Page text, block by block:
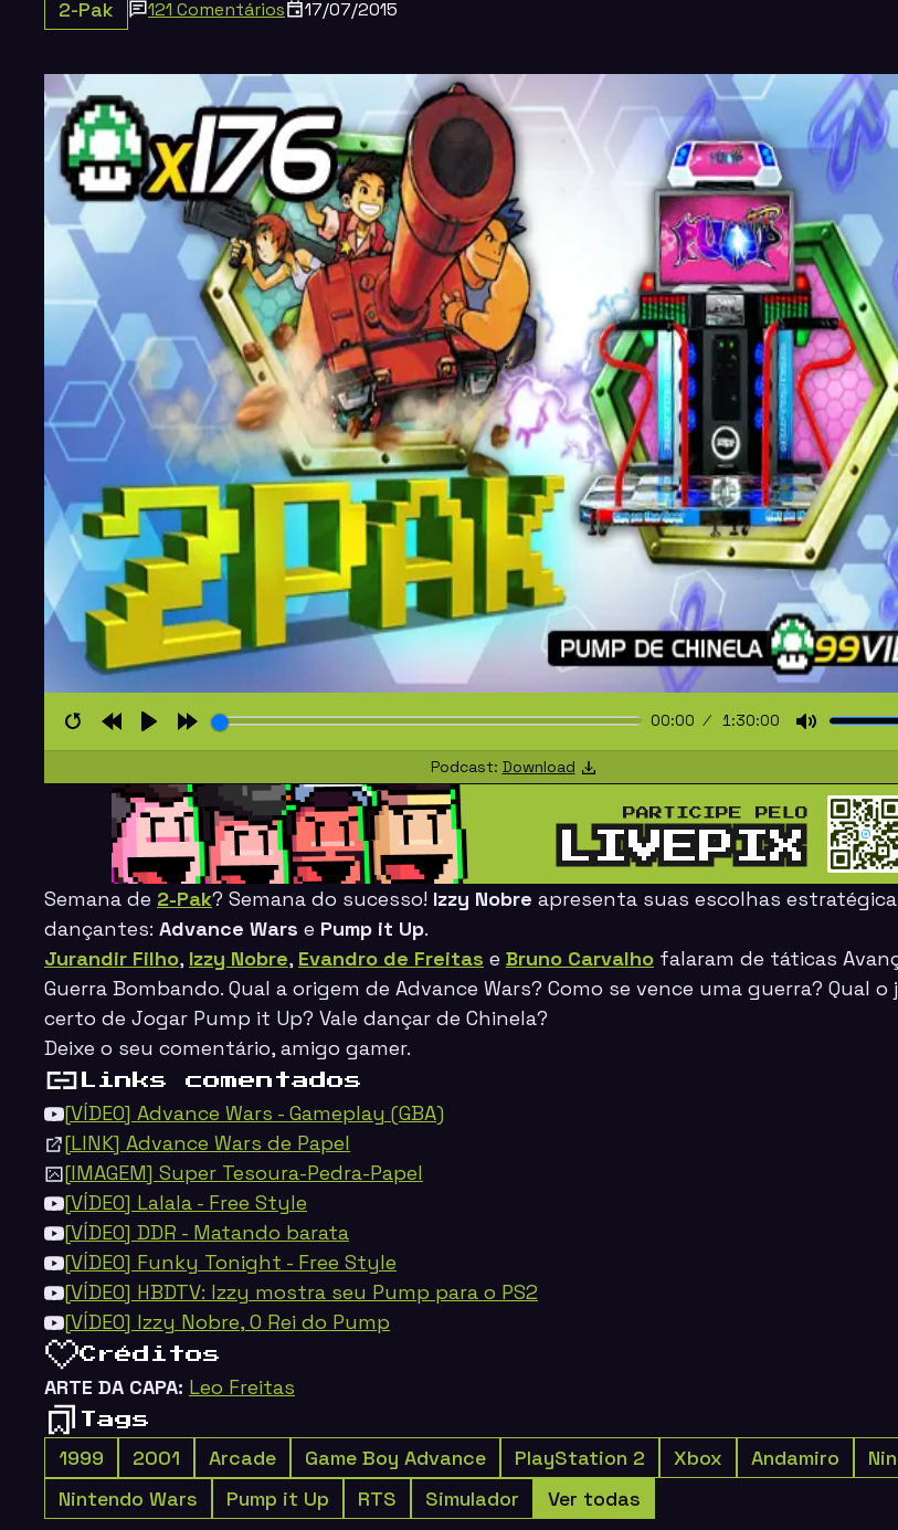
2-Pak 121 Comentários 17/07/2015
RestartRewind
PlayForward
00:00 1:30:00
Mute
Podcast: Download
Semana de 2-Pak? Semana do sucesso! Izzy Nobre apresenta suas escolhas
dançantes: Advance Wars e Pump it Up.
Jurandir Filho, Izzy Nobre, Evandro de Freitas e Bruno Carvalho falaram de táticas
Guerra Bombando. Qual a origem de Advance Wars? Como se vence uma guerra? Qual o
certo de Jogar Pump it Up? Vale dançar de Chinela?
Deixe o seu comentário, amigo gamer.
Links comentados
[VÍDEO] Advance Wars - Gameplay (GBA)
[LINK] Advance Wars de Papel
[IMAGEM] Super Tesoura-Pedra-Papel
[VÍDEO] Lalala - Free Style
[VÍDEO] DDR - Matando barata
[VÍDEO] Funky Tonight - Free Style
[VÍDEO] HBDTV: Izzy mostra seu Pump para o PS2
[VÍDEO] Izzy Nobre, O Rei do Pump
Créditos
ARTE DA CAPA: Leo Freitas
Tags
1999 2001 Arcade Game Boy Advance PlayStation 2 Xbox Andamiro
Nintendo Wars
Pump it Up RTS Simulador Ver todas